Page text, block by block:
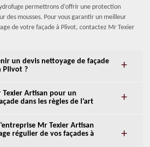
permettrons d’offrir une protection
des mousses. Pour vous garantir un meilleur
de votre façade à Plivot, contactez Mr Texier
un devis nettoyage de façade
Plivot ?
Texier Artisan pour un
dans les règles de l’art
Mr Texier Artisan
régulier de vos façades à